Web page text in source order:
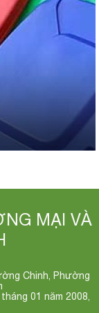
MẠI VÀ
Chinh, Phường
01 năm 2008,